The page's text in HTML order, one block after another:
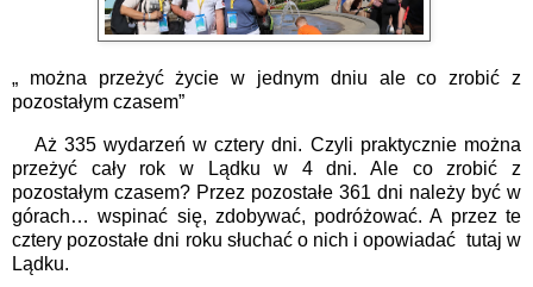
„ można przeżyć życie w jednym dniu ale co zrobić z
pozostałym czasem”
Aż 335 wydarzeń w cztery dni. Czyli praktycznie można
przeżyć cały rok w Lądku w 4 dni. Ale co zrobić z
pozostałym czasem? Przez pozostałe 361 dni należy być w
górach… wspinać się, zdobywać, podróżować. A przez te
cztery pozostałe dni roku słuchać o nich i opowiadać tutaj w
Lądku.